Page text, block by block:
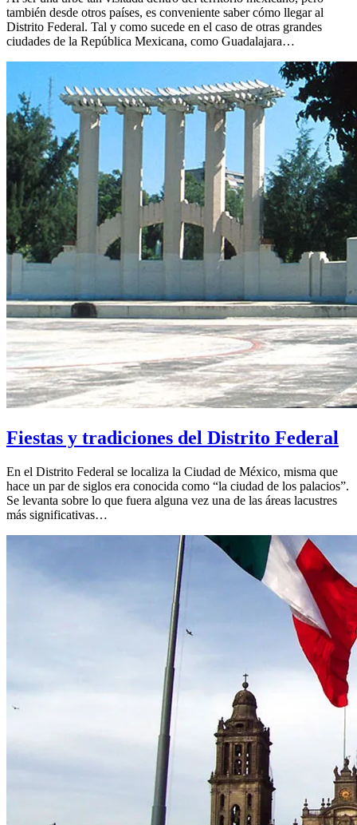
también desde otros países, es conveniente saber cómo llegar al
Distrito Federal. Tal y como sucede en el caso de otras grandes
ciudades de la República Mexicana, como Guadalajara…
Fiestas y tradiciones del Distrito Federal
En el Distrito Federal se localiza la Ciudad de México, misma que
hace un par de siglos era conocida como “la ciudad de los palacios”.
Se levanta sobre lo que fuera alguna vez una de las áreas lacustres
más significativas…